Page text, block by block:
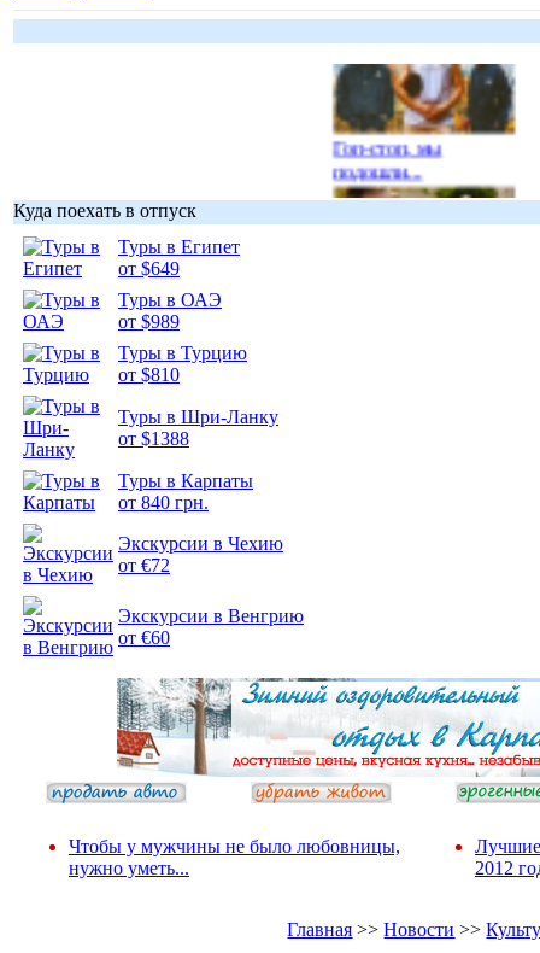
Гоп-стоп, мы
подошли...
Куда поехать в отпуск
Туры в Египет
от $649
Туры в ОАЭ
от $989
Туры в Турцию
от $810
Туры в Шри-Ланку
от $1388
Туры в Карпаты
от 840 грн.
Экскурсии в Чехию
от €72
Экскурсии в Венгрию
от €60
Чтобы у мужчины не было любовницы,
нужно уметь...
Лучшие
2012
Главная >>Новости >>